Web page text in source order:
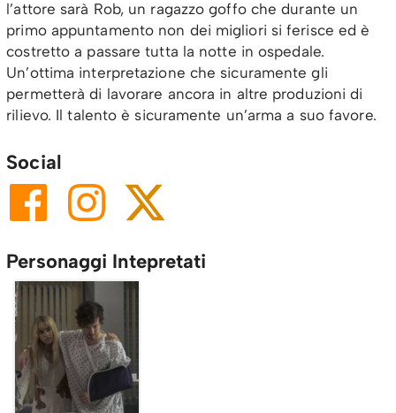
l’attore sarà Rob, un ragazzo goffo che durante un
primo appuntamento non dei migliori si ferisce ed è
costretto a passare tutta la notte in ospedale.
Un’ottima interpretazione che sicuramente gli
permetterà di lavorare ancora in altre produzioni di
rilievo. Il talento è sicuramente un’arma a suo favore.
Social
Personaggi Intepretati